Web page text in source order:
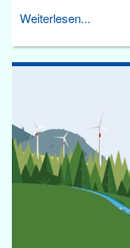
Weiterlesen...